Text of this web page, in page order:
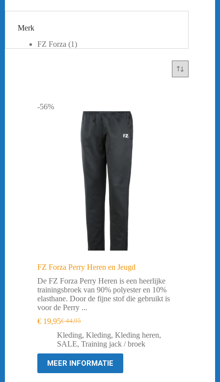
-56%
FZ Forza Perry Heren en Jeugd
De FZ Forza Perry Heren is een heerlijke
trainingsbroek van 90% polyester en 10%
elasthane. Door de fijne stof die gebruikt is
voor de Perry ...
€44,95
Oorspronkelijke
prijs
was:
€ 19,95Huidige
prijs
is:
Kleding, Kleding, Kleding heren,
SALE, Training jack / broek
MEER INFORMATIE
Merk
FZ Forza (1)